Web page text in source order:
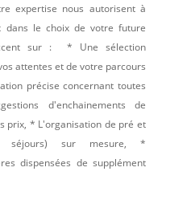
expertise nous autorisent à
dans le choix de votre future
sur :
* Une sélection
attentes et de votre parcours
précise concernant toutes
d'enchainements de
prix, * L'organisation de pré et
séjours) sur mesure, *
dispensées de supplément